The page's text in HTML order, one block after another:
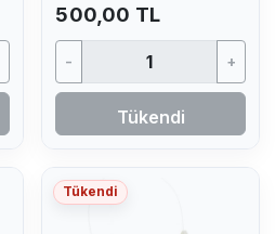
500,00 TL
- +
Tükendi
Tükendi